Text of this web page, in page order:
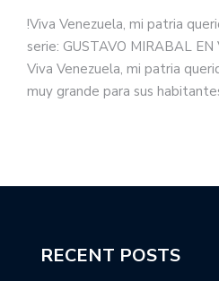
!Viva Venezuela, mi patria
serie: GUSTAVO MIRABAL
Viva Venezuela, mi patria
muy grande para sus
RECENT POSTS